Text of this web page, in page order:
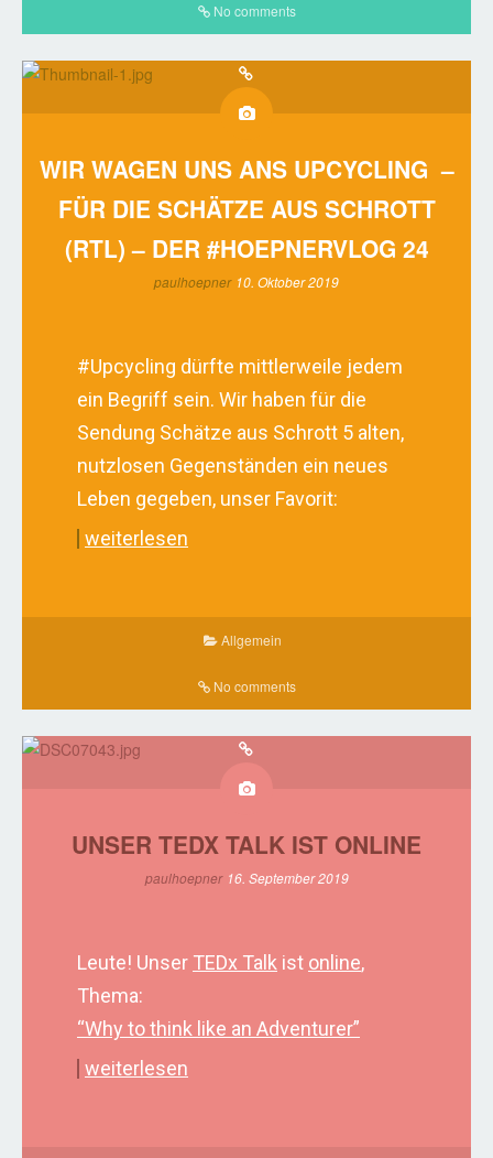
No comments
WIR WAGEN UNS ANS UPCYCLING –
FÜR DIE SCHÄTZE AUS SCHROTT
(RTL) – DER #HOEPNERVLOG 24
paulhoepner 10. Oktober 2019
#Upcycling dürfte mittlerweile jedem
ein Begriff sein. Wir haben für die
Sendung Schätze aus Schrott 5 alten,
nutzlosen Gegenständen ein neues
Leben gegeben, unser Favorit:
weiterlesen
Allgemein
No comments
UNSER TEDX TALK IST ONLINE
paulhoepner 16. September 2019
Leute! Unser TEDx Talk ist online,
Thema:
“Why to think like an Adventurer”
weiterlesen